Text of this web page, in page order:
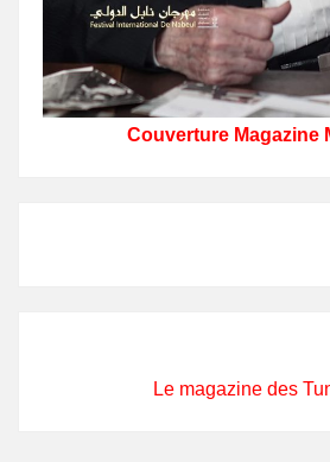
Couverture Magazine
Le magazine des